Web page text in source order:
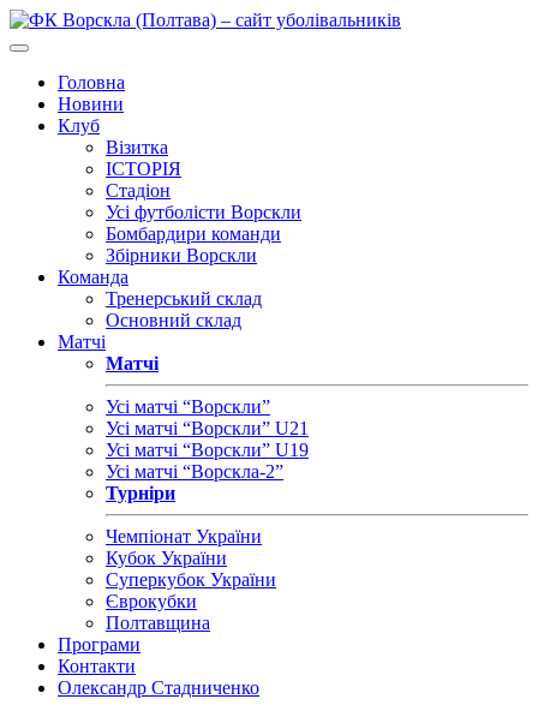
Головна
Новини
Клуб
Візитка
ІСТОРІЯ
Стадіон
Усі футболісти Ворскли
Бомбардири команди
Збірники Ворскли
Команда
Тренерський склад
Основний склад
Матчі
Матчі
Усі матчі “Ворскли”
Усі матчі “Ворскли” U21
Усі матчі “Ворскли” U19
Усі матчі “Ворскла-2”
Турніри
Чемпіонат України
Кубок України
Суперкубок України
Єврокубки
Полтавщина
Програми
Контакти
Олександр Стадниченко